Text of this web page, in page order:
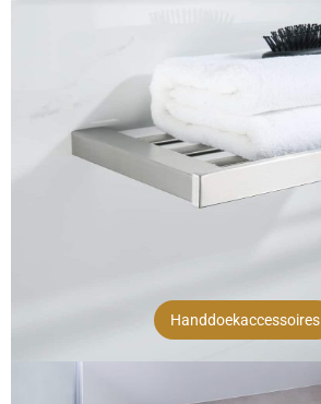
Handdoekaccessoires